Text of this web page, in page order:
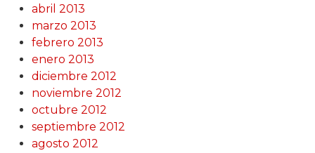
abril 2013
marzo 2013
febrero 2013
enero 2013
diciembre 2012
noviembre 2012
octubre 2012
septiembre 2012
agosto 2012